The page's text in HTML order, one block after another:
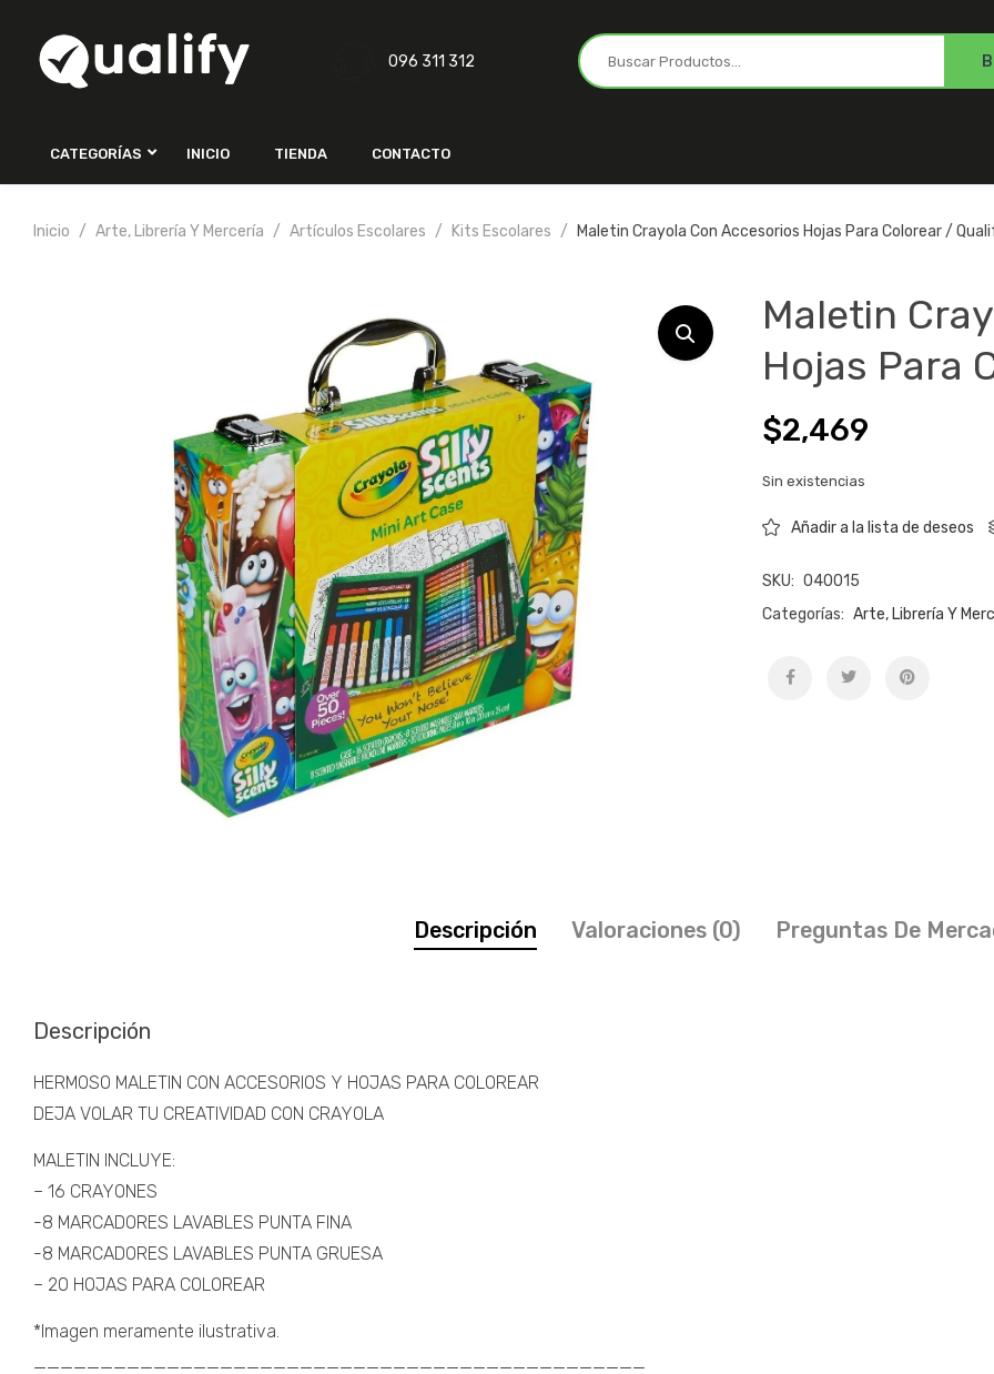
096 311 312
CATEGORÍAS INICIO TIENDA CONTACTO
Inicio Arte, Librería Y Mercería Artículos Escolares Kits Escolares Maletin Crayola Con Accesorios Hojas Para Colorear /
Maletin
Hojas Para
$2,469
Sin existencias
Añadir a la lista de deseos
SKU: 040015
Categorías: Arte, Librería Y
Descripción Valoraciones (0) Preguntas De
Descripción
HERMOSO MALETIN CON ACCESORIOS Y HOJAS PARA COLOREAR
DEJA VOLAR TU CREATIVIDAD CON CRAYOLA
MALETIN INCLUYE:
– 16 CRAYONES
-8 MARCADORES LAVABLES PUNTA FINA
-8 MARCADORES LAVABLES PUNTA GRUESA
– 20 HOJAS PARA COLOREAR
*Imagen meramente ilustrativa.
______________________________________________